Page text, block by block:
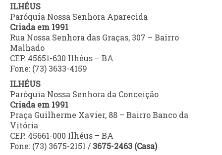
ILHÉUS
Paróquia Nossa Senhora Aparecida
Criada em 1991
Rua Nossa Senhora das Graças, 307 – Bairro
Malhado
CEP. 45651-630 Ilhéus – BA
Fone: (73) 3633-4159
ILHÉUS
Paróquia Nossa Senhora da Conceição
Criada em 1991
Praça Guilherme Xavier, 88 – Bairro Banco da
Vitória
CEP. 45661-000 Ilhéus – BA
Fone: (73) 3675-2151 / 3675-2463 (Casa)